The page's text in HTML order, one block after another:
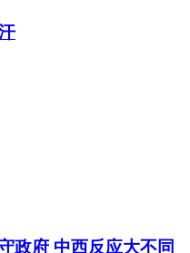
政府 中西反应大不同